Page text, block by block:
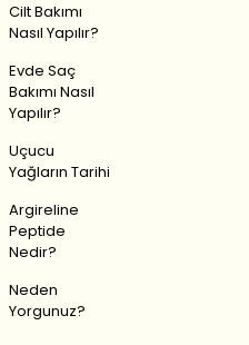
Cilt Bakımı
Nasıl Yapılır?
Evde Saç
Bakımı Nasıl
Yapılır?
Uçucu
Yağların Tarihi
Argireline
Peptide
Nedir?
Neden
Yorgunuz?